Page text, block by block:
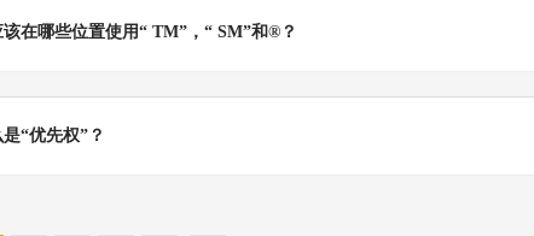
该在哪些位置使用“ TM”，“ SM”和®？
“优先权”？